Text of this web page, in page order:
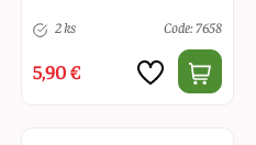
2 ks Code: 7658
5,90 €